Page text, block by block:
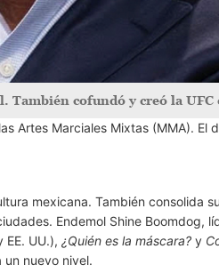
También cofundó y creó la UFC
Artes Marciales Mixtas (MMA). El
mexicana. También consolida
Endemol Shine Boomdog,
EE. UU.), ¿Quién es la máscara? y
nuevo nivel.